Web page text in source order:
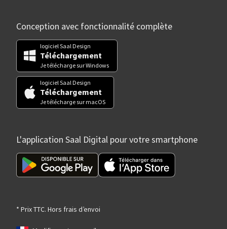
Conception avec fonctionnalité complète
logiciel Saal Design
Téléchargement
Je télécharge sur Windows
logiciel Saal Design
Téléchargement
Je télécharge sur macOS
L'application Saal Digital pour votre smartphone
* Prix TTC. Hors frais d’envoi